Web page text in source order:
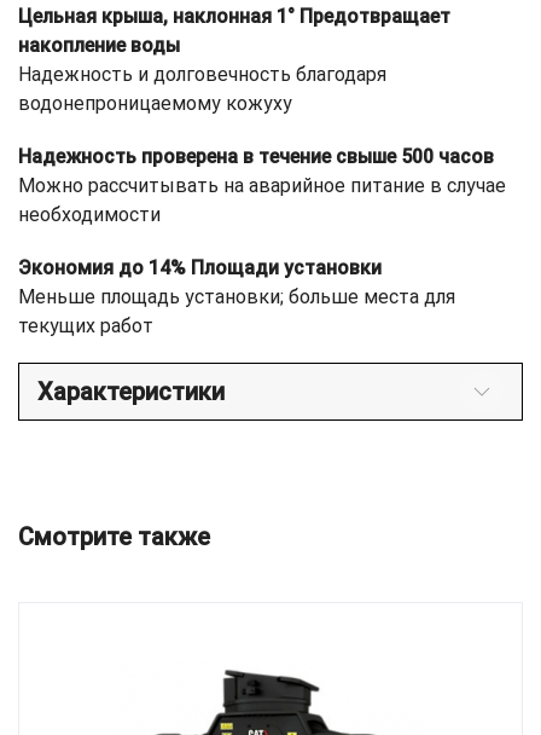
Цельная крыша, наклонная 1° Предотвращает
накопление воды
Надежность и долговечность благодаря
водонепроницаемому кожуху
Надежность проверена в течение свыше 500 часов
Можно рассчитывать на аварийное питание в случае
необходимости
Экономия до 14% Площади установки
Меньше площадь установки; больше места для
текущих работ
Характеристики
Смотрите также